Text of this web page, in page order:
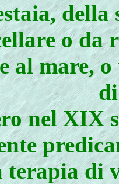
o
al mare,
nel XIX
terapia di